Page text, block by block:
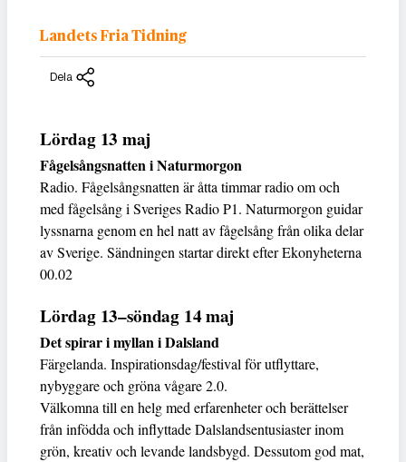
Landets Fria Tidning
Dela
Lördag 13 maj
Fågelsångsnatten i Naturmorgon
Radio. Fågelsångsnatten är åtta timmar radio om och
med fågelsång i Sveriges Radio P1. Naturmorgon guidar
lyssnarna genom en hel natt av fågelsång från olika delar
av Sverige. Sändningen startar direkt efter Ekonyheterna
00.02
Lördag 13–söndag 14 maj
Det spirar i myllan i Dalsland
Färgelanda. Inspirationsdag/festival för utflyttare,
nybyggare och gröna vågare 2.0.
Välkomna till en helg med erfarenheter och berättelser
från infödda och inflyttade Dalslandsentusiaster inom
grön, kreativ och levande landsbygd. Dessutom god mat,